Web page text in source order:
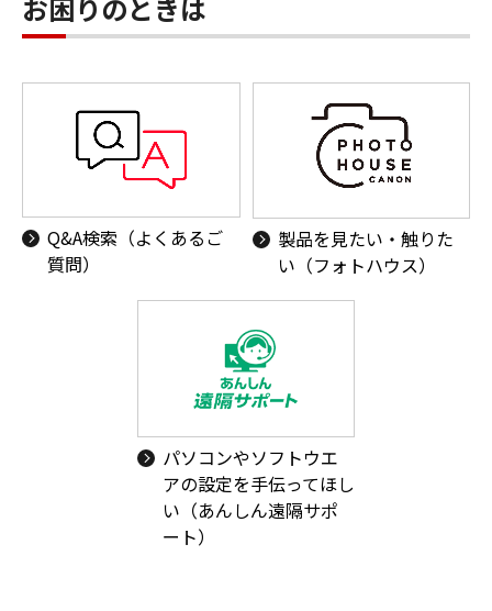
お困りのときは
Q&A検索（よくあるご
質問）
製品を見たい・触りた
い（フォトハウス）
パソコンやソフトウエ
アの設定を手伝ってほし
い（あんしん遠隔サポ
ート）